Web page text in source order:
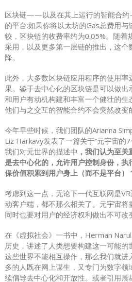
区块链——以及在其上运行的智能合
的平台:如果你将以太坊的Gas总费用
较，区块链的收费率约为0.05%。随着
采用，以及更多第一层链的推出，这
降。
此外，大多数区块链应用程序的使用
果。鉴于去中心化的区块链是可以做出
和用户有动机构建和丰富一个健壮的
他们与之交互的智能合约不会突然改变
今年早些时候，我们团队的Arianna
Liz Harkavy发表了一篇关于“元宇宙的
我们对元世界的描述中 ，我们认为至
是去中心化的，允许用户控制身份，
保价值积累到用户身上（而不是平台） ”
考虑到这一点，无论下一代互联网是
动客户端，都不那么相关了。元宇宙将
同时也要对用户的经济权利做出不可改
在《虚拟社会》一书中，Herman
历史，讲述了人类想要构建这一可能的
这些世界不能相互操作，那么我们就进
多的人既在网上谋生，又专门为数字
续倡导去中心化和开放性。或者引用晨